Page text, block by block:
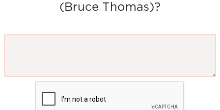
(Bruce Thomas)?